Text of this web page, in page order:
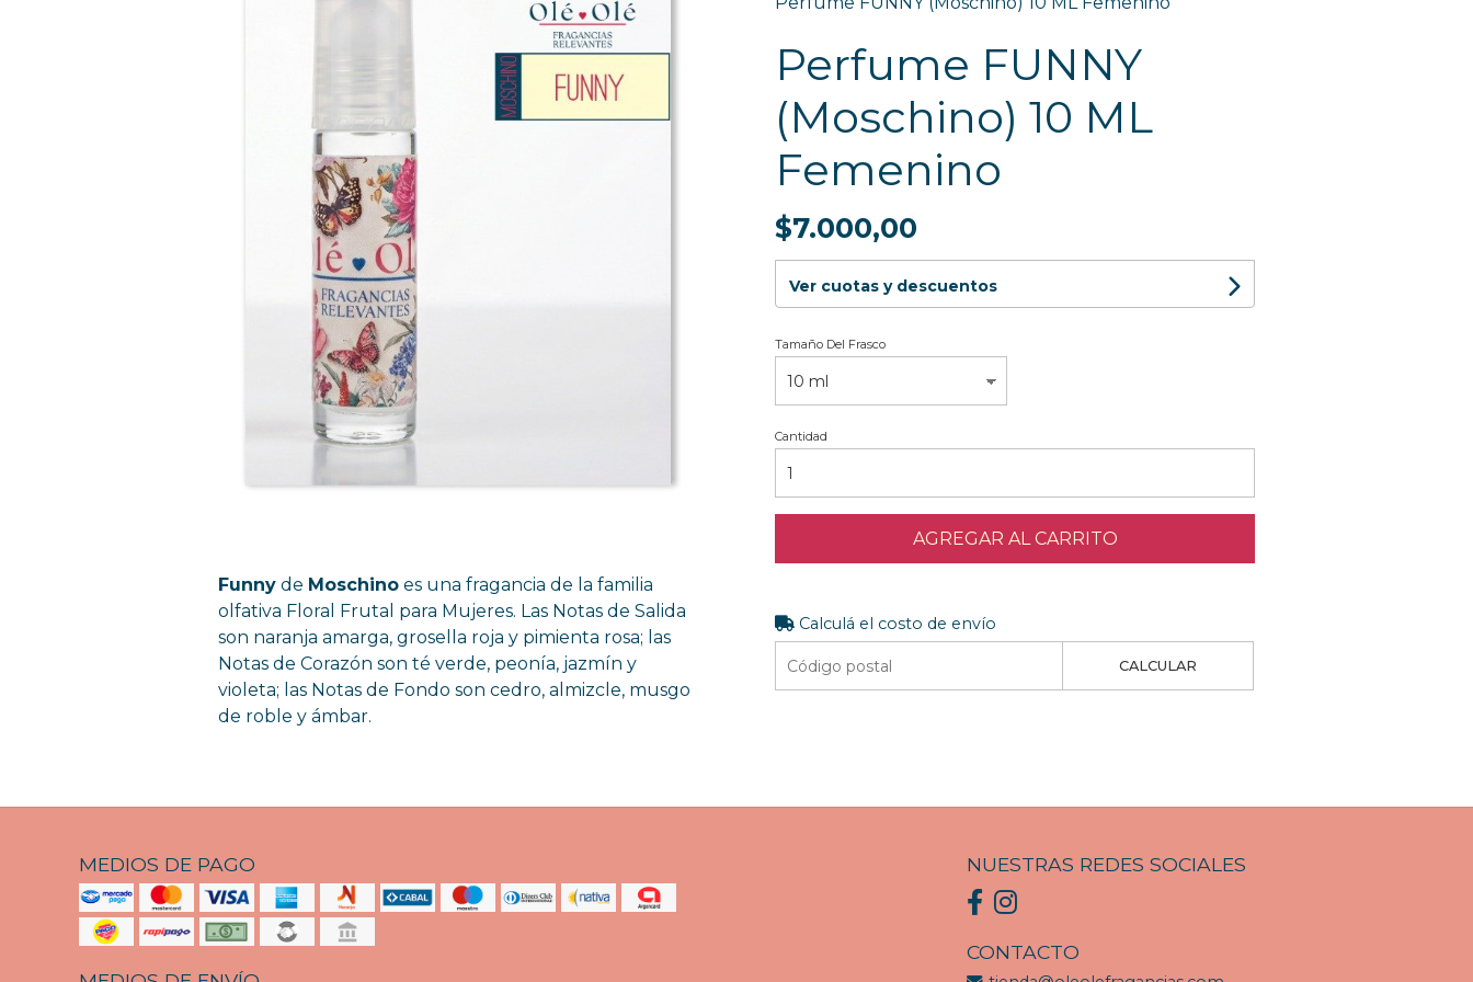
Funny de Moschino es una fragancia de la familia
olfativa Floral Frutal para Mujeres. Las Notas de Salida
son naranja amarga, grosella roja y pimienta rosa; las
Notas de Corazón son té verde, peonía, jazmín y
violeta; las Notas de Fondo son cedro, almizcle, musgo
de roble y ámbar.
Perfume FUNNY
(Moschino) 10 ML
Femenino
$7.000,00
Ver cuotas y descuentos
Tamaño Del Frasco
Cantidad
AGREGAR AL CARRITO
Calculá el costo de envío
CALCULAR
MEDIOS DE PAGO NUESTRAS REDES SOCIALES
CONTACTO